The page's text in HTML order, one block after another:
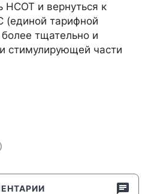
НСОТ и вернуться к
(единой тарифной
более тщательно и
стимулирующей части